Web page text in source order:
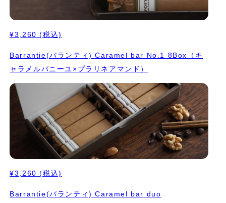
¥3,260 (税込)
Barrantie(バランティ) Caramel bar No.1 8Box（キ
ャラメルバニーユ×プラリネアマンド）
¥3,260 (税込)
Barrantie(バランティ) Caramel bar duo